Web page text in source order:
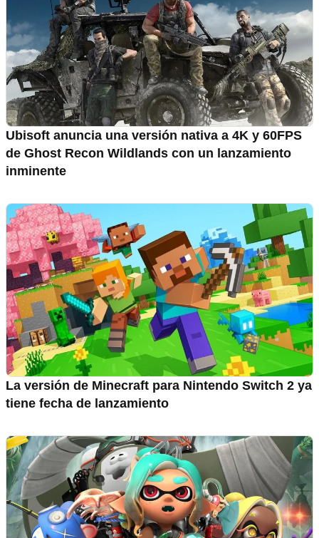
Ubisoft anuncia una versión nativa a 4K y 60FPS
de Ghost Recon Wildlands con un lanzamiento
inminente
La versión de Minecraft para Nintendo Switch 2 ya
tiene fecha de lanzamiento